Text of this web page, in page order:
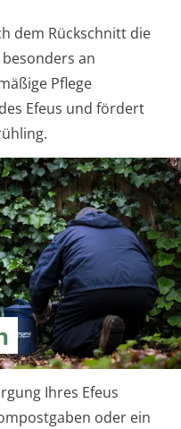
dem Rückschnitt die
an
Pflege
Efeus und fördert
Ihres Efeus
oder ein